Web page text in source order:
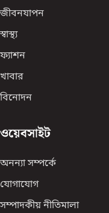
জীবনযাপন
স্বাস্থ্য
ফ্যাশন
খাবার
বিনোদন
ওয়েবসাইট
অনন্যা সম্পর্কে
যোগাযোগ
সম্পাদকীয় নীতিমালা